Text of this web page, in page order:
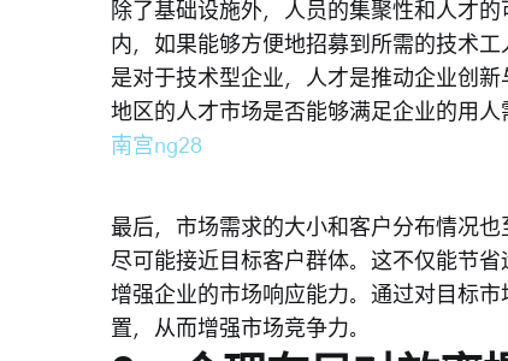
除了基础设施外，人员的集聚性和人才
内，如果能够方便地招募到所需的技术
是对于技术型企业，人才是推动企业创
地区的人才市场是否能够满足企业的用人
南宫ng28
最后，市场需求的大小和客户分布情况
尽可能接近目标客户群体。这不仅能节
增强企业的市场响应能力。通过对目标
置，从而增强市场竞争力。